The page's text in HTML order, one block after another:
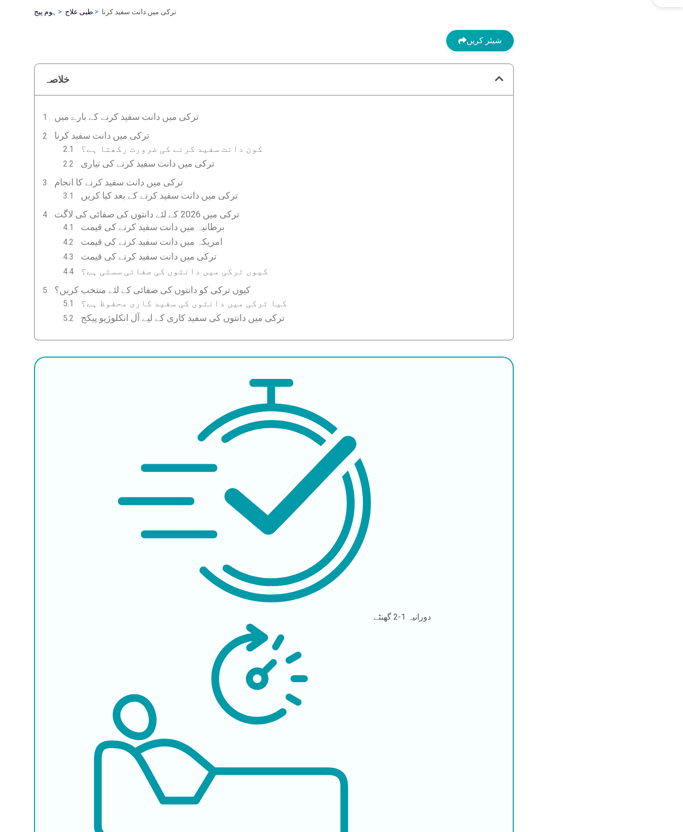
ہوم پیج طبی علاج ترکی میں دانت سفید کرنا
شیئر کریں
خلاصہ
ترکی میں دانت سفید کرنے کے بارے میں
ترکی میں دانت سفید کرنا
کون دانت سفید کرنے کی ضرورت رکھتا ہے؟
ترکی میں دانت سفید کرنے کی تیاری
ترکی میں دانت سفید کرنے کا انجام
ترکی میں دانت سفید کرنے کے بعد کیا کریں
ترکی میں 2026 کے لئے دانتوں کی صفائی کی لاگت
برطانیہ میں دانت سفید کرنے کی قیمت
امریکہ میں دانت سفید کرنے کی قیمت
ترکی میں دانت سفید کرنے کی قیمت
کیوں ترکی میں دانتوں کی صفائی سستی ہے؟
کیوں ترکی کو دانتوں کی صفائی کے لئے منتخب کریں؟
کیا ترکی میں دانتوں کی سفید کاری محفوظ ہے؟
ترکی میں دانتوں کی سفید کاری کے لیے آل انکلوژیو پیکج
دورانیہ 1-2 گھنٹے